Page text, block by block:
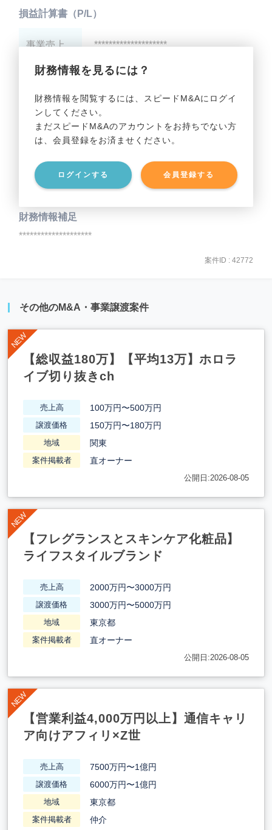
財務情報を見るには？
財務情報を閲覧するには、スピードM&Aにログイ
ンしてください。
まだスピードM&Aのアカウントをお持ちでない方
は、会員登録をお済ませください。
ログインする 会員登録する
損益計算書（P/L）
事業売上 ********************
事業利益 ********************
貸借対照表（B/S）
事業資産 ********************
事業負債 ********************
財務情報補足
********************
案件ID : 42772
その他のM&A・事業譲渡案件
【総収益180万】【平均13万】ホロラ
イブ切り抜きch
売上高 100万円〜500万円
譲渡価格 150万円〜180万円
地域 関東
案件掲載者 直オーナー
公開日:2026-08-05
【フレグランスとスキンケア化粧品】
ライフスタイルブランド
売上高 2000万円〜3000万円
譲渡価格 3000万円〜5000万円
地域 東京都
案件掲載者 直オーナー
公開日:2026-08-05
【営業利益4,000万円以上】通信キャリ
ア向けアフィリ×Z世
売上高 7500万円〜1億円
譲渡価格 6000万円〜1億円
地域 東京都
案件掲載者 仲介